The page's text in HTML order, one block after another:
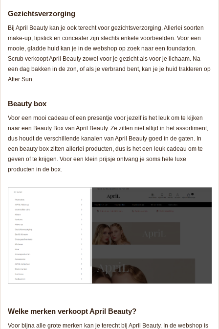
Gezichtsverzorging
Bij April Beauty kan je ook terecht voor gezichtsverzorging. Allerlei soorten
make-up, lipstick en concealer zijn slechts enkele voorbeelden. Voor een
mooie, gladde huid kan je in de webshop op zoek naar een foundation.
Scrub verkoopt April Beauty zowel voor je gezicht als voor je lichaam. Na
een dag bakken in de zon, of als je verbrand bent, kan je je huid trakteren op
After Sun.
Beauty box
Voor een mooi cadeau of een presentje voor jezelf is het leuk om te kijken
naar een Beauty Box van April Beauty. Ze zitten niet altijd in het assortiment,
dus houdt de verschillende kanalen van April Beauty goed in de gaten. In
een beauty box zitten allerlei producten, dus is het een leuk cadeau om te
geven of te krijgen. Voor een klein prijsje ontvang je soms hele luxe
producten in de box.
Welke merken verkoopt April Beauty?
Voor bijna alle grote merken kan je terecht bij April Beauty. In de webshop is